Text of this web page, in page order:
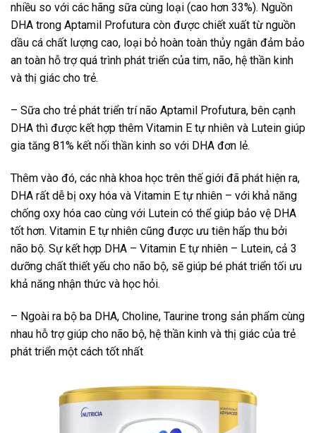
nhiều so với các hãng sữa cùng loại (cao hơn 33%). Nguồn
DHA trong Aptamil Profutura còn được chiết xuất từ nguồn
dầu cá chất lượng cao, loại bỏ hoàn toàn thủy ngân đảm bảo
an toàn hỗ trợ quá trình phát triển của tim, não, hệ thần kinh
và thị giác cho trẻ.
– Sữa cho trẻ phát triển trí não Aptamil Profutura, bên cạnh
DHA thì được kết hợp thêm Vitamin E tự nhiên và Lutein giúp
gia tăng 81% kết nối thần kinh so với DHA đơn lẻ.
Thêm vào đó, các nhà khoa học trên thế giới đã phát hiện ra,
DHA rất dễ bị oxy hóa và Vitamin E tự nhiên – với khả năng
chống oxy hóa cao cùng với Lutein có thể giúp bảo vệ DHA
tốt hơn. Vitamin E tự nhiên cũng được ưu tiên hấp thu bởi
não bộ. Sự kết hợp DHA – Vitamin E tự nhiên – Lutein, cả 3
dưỡng chất thiết yếu cho não bộ, sẽ giúp bé phát triển tối ưu
khả năng nhận thức và học hỏi.
– Ngoài ra bộ ba DHA, Choline, Taurine trong sản phẩm cùng
nhau hỗ trợ giúp cho não bộ, hệ thần kinh và thị giác của trẻ
phát triển một cách tốt nhất